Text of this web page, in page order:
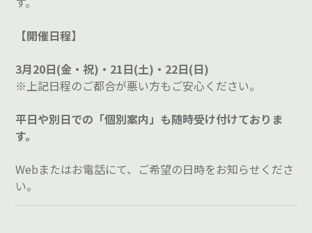
【開催日程】
3月20日(金・祝)・21日(土)・22日(日)
※上記日程のご都合が悪い方もご安心ください。
平日や別日での「個別案内」も随時受け付けておりま
す。
Webまたはお電話にて、ご希望の日時をお知らせくださ
い。